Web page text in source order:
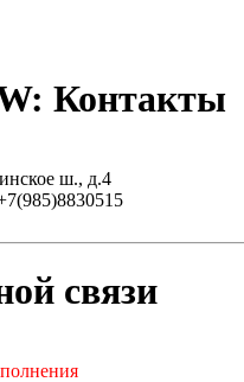
Контакты
ш., д.4
связи